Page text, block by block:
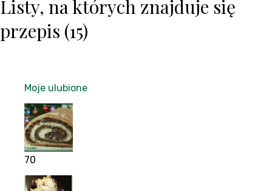
Listy, na których znajduje się
przepis (15)
Moje ulubione
70